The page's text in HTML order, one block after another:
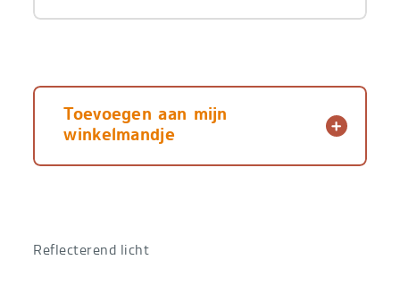
Toevoegen aan mijn
winkelmandje
Reflecterend licht